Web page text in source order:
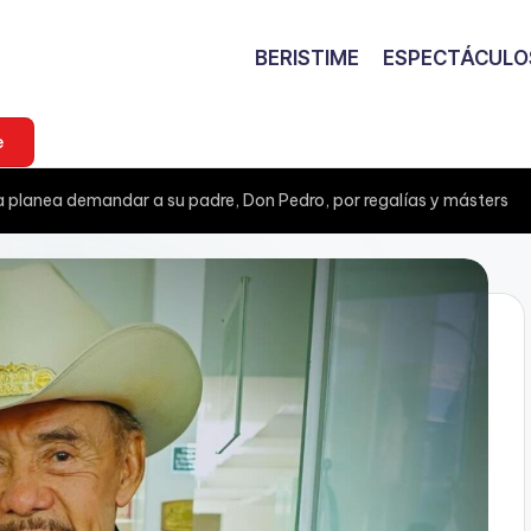
BERISTIME
planea demandar a su padre, Don Pedro, por regalías y másters